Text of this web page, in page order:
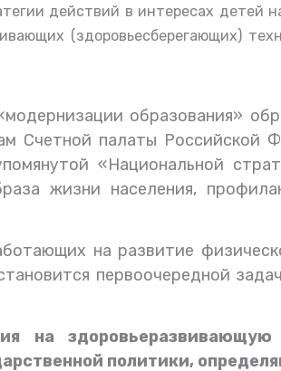
действий в интересах детей
(здоровьесберегающих)
образования»
Счетной палаты Российской
«Национальной
жизни населения,
на развитие
тся первоочередной
на
политики,